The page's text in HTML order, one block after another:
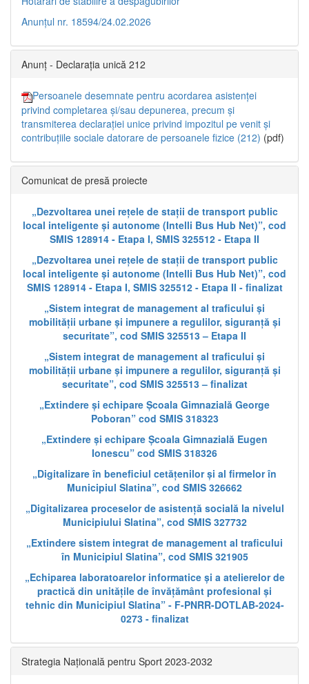
Anunțul nr. 18594/24.02.2026
Anunț - Declarația unică 212
Persoanele desemnate pentru acordarea asistenței
privind completarea și/sau depunerea, precum și
transmiterea declarației unice privind impozitul pe venit și
contribuțiile sociale datorare de persoanele fizice (212) (pdf)
Comunicat de presă proiecte
„Dezvoltarea unei rețele de stații de transport public
local inteligente și autonome (Intelli Bus Hub Net)”, cod
SMIS 128914 - Etapa I, SMIS 325512 - Etapa II
„Dezvoltarea unei rețele de stații de transport public
local inteligente și autonome (Intelli Bus Hub Net)”, cod
SMIS 128914 - Etapa I, SMIS 325512 - Etapa II - finalizat
„Sistem integrat de management al traficului și
mobilității urbane și impunere a regulilor, siguranță și
securitate”, cod SMIS 325513 – Etapa II
„Sistem integrat de management al traficului și
mobilității urbane și impunere a regulilor, siguranță și
securitate”, cod SMIS 325513 – finalizat
„Extindere și echipare Școala Gimnazială George
Poboran” cod SMIS 318323
„Extindere și echipare Școala Gimnazială Eugen
Ionescu” cod SMIS 318326
„Digitalizare în beneficiul cetățenilor și al firmelor în
Municipiul Slatina”, cod SMIS 326662
„Digitalizarea proceselor de asistență socială la nivelul
Municipiului Slatina”, cod SMIS 327732
„Extindere sistem integrat de management al traficului
în Municipiul Slatina”, cod SMIS 321905
„Echiparea laboratoarelor informatice și a atelierelor de
practică din unitățile de învățământ profesional și
tehnic din Municipiul Slatina” - F-PNRR-DOTLAB-2024-
0273 - finalizat
Strategia Națională pentru Sport 2023-2032